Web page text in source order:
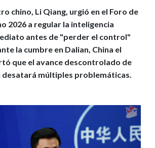
chino, Li Qiang, urgió en el Foro de
2026 a regular la inteligencia
antes de "perder el control"
la cumbre en Dalian, China el
que el avance descontrolado de
desatará múltiples problemáticas.